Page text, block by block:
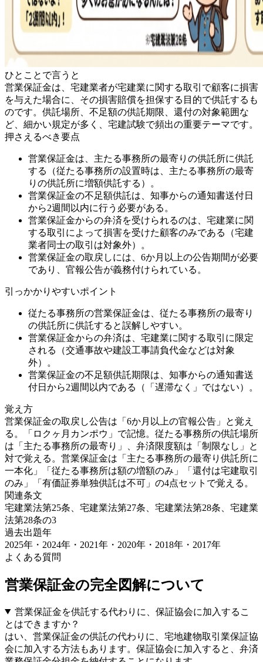
ひとことで言うと
営業保証金は、宅建業者が宅建業に関する取引で顧客に損害
を与えた場合に、その損害賠償を担保する目的で供託するも
のです。供託場所、不足額の供託期限、還付の対象範囲な
ど、細かい規定が多く、宅建試験で頻出の重要テーマです。
押さえるべき要点
営業保証金は、主たる事務所の最寄りの供託所に供託
する（従たる事務所の設置時は、主たる事務所の最寄
りの供託所に増額供託する）。
営業保証金の不足額供託は、知事からの通知書送付日
から2週間以内に行う必要がある。
営業保証金からの弁済を受けられるのは、宅建業に関
する取引によって損害を受けた顧客のみである（宅建
業者同士の取引は対象外）。
営業保証金の取戻しには、6か月以上の公告期間が必要
であり、官報公告が義務付けられている。
引っかかりやすいポイント
従たる事務所の営業保証金は、従たる事務所の最寄り
の供託所に供託すると誤解しやすい。
営業保証金からの弁済は、宅建業に関する取引に限定
される（交通事故や建設工事請負代金などは対象
外）。
営業保証金の不足額供託期限は、知事からの通知書送
付日から2週間以内である（「遅滞なく」ではない）。
覚え方
営業保証金の取戻し公告は「6か月以上の官報公告」と覚え
る。「ロクヶ月カンポウ」で記憶。従たる事務所の供託場所
は「主たる事務所の最寄り」、弁済限度額は「制限なし」と
対で覚える。営業保証金は「主たる事務所の最寄り供託所に
一本化」「従たる事務所は額の増額のみ」「還付は宅建取引
のみ」「有価証券単独供託は不可」の4点セットで覚える。
関連条文
宅建業法第25条、宅建業法第27条、宅建業法第28条、宅建業
法第28条の3
過去出題年
2025年・2024年・2021年・2020年・2018年・2017年
よくある質問
営業保証金の完全図解について
営業保証金を供託する代わりに、保証協会に加入するこ
とはできますか？
はい、営業保証金の供託の代わりに、宅地建物取引業保証協
会に加入する方法もあります。保証協会に加入すると、弁済